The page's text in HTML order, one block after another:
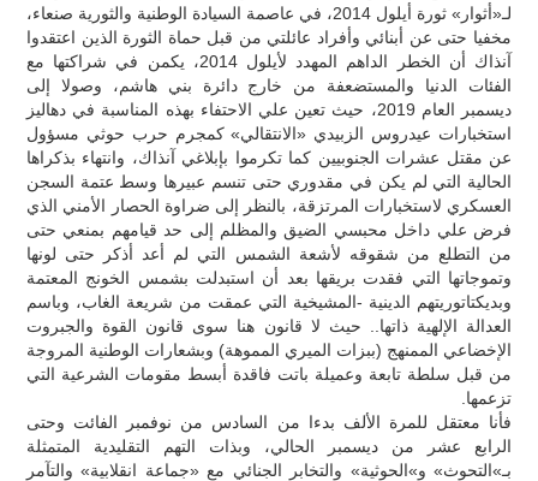
لـ«أثوار» ثورة أيلول 2014، في عاصمة السيادة الوطنية والثورية صنعاء،
مخفيا حتى عن أبنائي وأفراد عائلتي من قبل حماة الثورة الذين اعتقدوا
آنذاك أن الخطر الداهم المهدد لأيلول 2014، يكمن في شراكتها مع
الفئات الدنيا والمستضعفة من خارج دائرة بني هاشم، وصولا إلى
ديسمبر العام 2019، حيث تعين علي الاحتفاء بهذه المناسبة في دهاليز
استخبارات عيدروس الزبيدي «الانتقالي» كمجرم حرب حوثي مسؤول
عن مقتل عشرات الجنوبيين كما تكرموا بإبلاغي آنذاك، وانتهاء بذكراها
الحالية التي لم يكن في مقدوري حتى تنسم عبيرها وسط عتمة السجن
العسكري لاستخبارات المرتزقة، بالنظر إلى ضراوة الحصار الأمني الذي
فرض علي داخل محبسي الضيق والمظلم إلى حد قيامهم بمنعي حتى
من التطلع من شقوقه لأشعة الشمس التي لم أعد أذكر حتى لونها
وتموجاتها التي فقدت بريقها بعد أن استبدلت بشمس الخونج المعتمة
وبديكتاتوريتهم الدينية -المشيخية التي عمقت من شريعة الغاب، وباسم
العدالة الإلهية ذاتها.. حيث لا قانون هنا سوى قانون القوة والجبروت
الإخضاعي الممنهج (ببزات الميري المموهة) وبشعارات الوطنية المروجة
من قبل سلطة تابعة وعميلة باتت فاقدة أبسط مقومات الشرعية التي
تزعمها.
فأنا معتقل للمرة الألف بدءا من السادس من نوفمبر الفائت وحتى
الرابع عشر من ديسمبر الحالي، وبذات التهم التقليدية المتمثلة
بـ»التحوث» و»الحوثية» والتخابر الجنائي مع «جماعة انقلابية» والتآمر